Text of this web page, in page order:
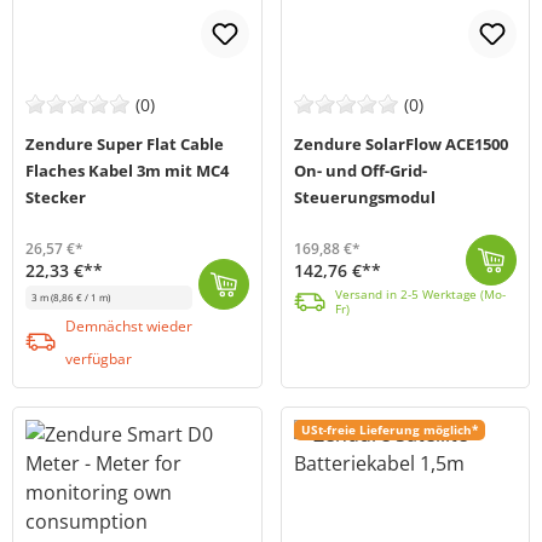
(0)
Zendure Super Flat Cable
Flaches Kabel 3m mit MC4
Stecker
26,57 €*
22,33 €**
3 m(8,86 € / 1 m)
Demnächst wieder
verfügbar
(0)
Zendure SolarFlow ACE1500
On- und Off-Grid-
Steuerungsmodul
169,88 €*
142,76 €**
Versand in 2-5 Werktage (Mo-
Fr)
USt-freie Lieferung möglich*